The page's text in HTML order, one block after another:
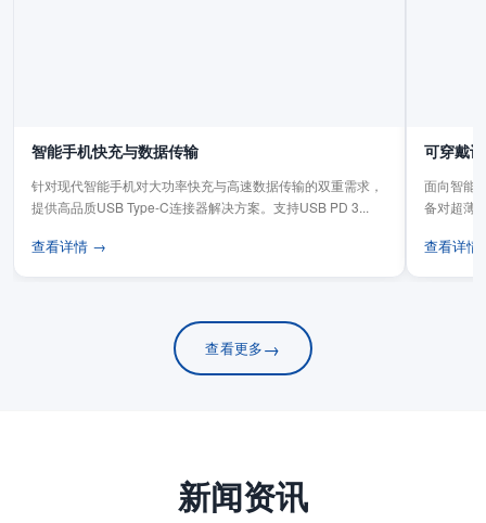
智能手机快充与数据传输
针对现代智能手机对大功率快充与高速数据传输的双重需求，
提供高品质USB Type-C连接器解决方案。支持USB PD 3...
查看详情 →
可穿戴
面向智能
备对超薄
查看详
查看更多→
新闻资讯